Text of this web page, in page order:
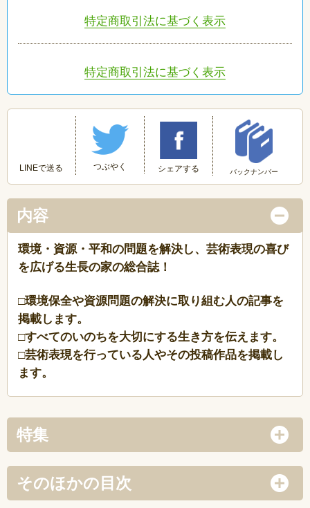
特定商取引法に基づく表示
特定商取引法に基づく表示
LINEで送る つぶやく シェアする バックナンバー
内容
環境・資源・平和の問題を解決し、芸術表現の喜び
を広げる生長の家の総合誌！
□環境保全や資源問題の解決に取り組む人の記事を
掲載します。
□すべてのいのちを大切にする生き方を伝えます。
□芸術表現を行っている人やその投稿作品を掲載し
ます。
特集
そのほかの目次